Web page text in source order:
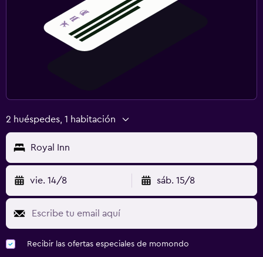
2 huéspedes, 1 habitación
Royal Inn
vie. 14/8 sáb. 15/8
Recibir las ofertas especiales de momondo